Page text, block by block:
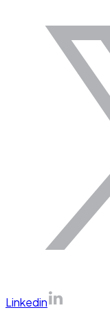
Linkedin